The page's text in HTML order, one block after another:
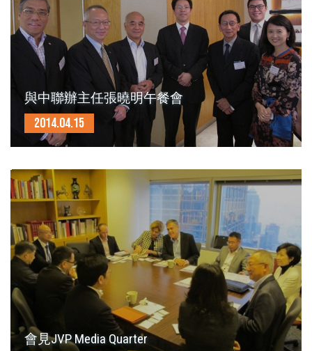
與中聯辦主任張曉明午餐會
2014.04.15
會見JVP Media Quarter